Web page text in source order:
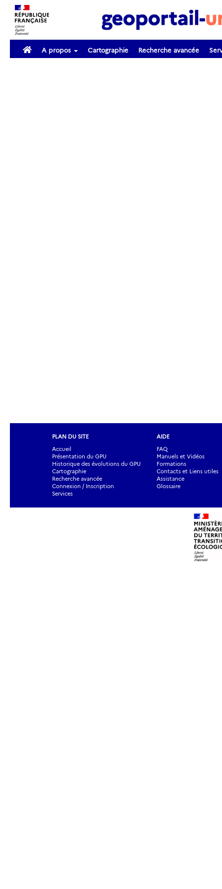
A propos Cartographie Recherche avancée
PLAN DU SITE
Accueil
Présentation du GPU
Historique des évolutions du GPU
Cartographie
Recherche avancée
Connexion / Inscription
Services
AIDE
FAQ
Manuels et Vidéos
Formations
Contacts et Liens utiles
Assistance
Glossaire